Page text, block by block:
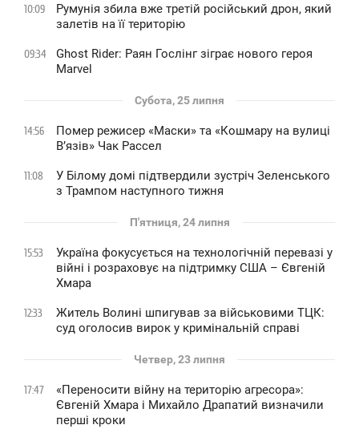
10:09
Румунія збила вже третій російський дрон, який
залетів на її територію
09:34
Ghost Rider: Раян Гослінг зіграє нового героя
Marvel
Субота, 25 липня
14:56
Помер режисер «Маски» та «Кошмару на вулиці
В’язів» Чак Рассел
11:08
У Білому домі підтвердили зустріч Зеленського
з Трампом наступного тижня
П'ятниця, 24 липня
15:53
Україна фокусується на технологічній перевазі у
війні і розраховує на підтримку США – Євгеній
Хмара
12:33
Житель Волині шпигував за військовими ТЦК:
суд оголосив вирок у кримінальній справі
Четвер, 23 липня
17:47
«Переносити війну на територію агресора»:
Євгеній Хмара і Михайло Драпатий визначили
перші кроки